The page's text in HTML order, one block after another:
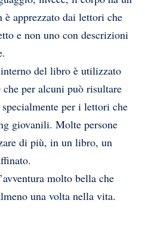
apprezzato dai lettori che
e non uno con descrizioni
del libro è utilizzato
che per alcuni può risultare
per i lettori che
giovanili. Molte persone
di più, in un libro, un
molto bella che
una volta nella vita.